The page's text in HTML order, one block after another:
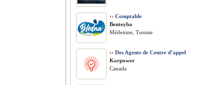
›› Comptable
Benteyba
Médenine, Tunisie
›› Des Agents de Centre d’appel
Korpower
Canada